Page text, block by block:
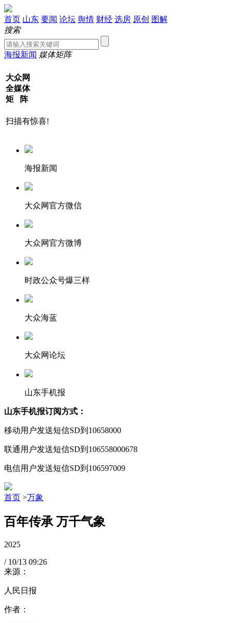
首页 山东 要闻 论坛 舆情 财经 选房 原创 图解
搜索
海报新闻 媒体矩阵
大众网
全媒体
矩 阵
扫描有惊喜!
海报新闻
大众网官方微信
大众网官方微博
时政公众号爆三样
大众海蓝
大众网论坛
山东手机报
山东手机报订阅方式：
移动用户发送短信SD到10658000
联通用户发送短信SD到106558000678
电信用户发送短信SD到106597009
首页 >万象
百年传承 万千气象
2025
/ 10/13 09:26
来源：
人民日报
作者：